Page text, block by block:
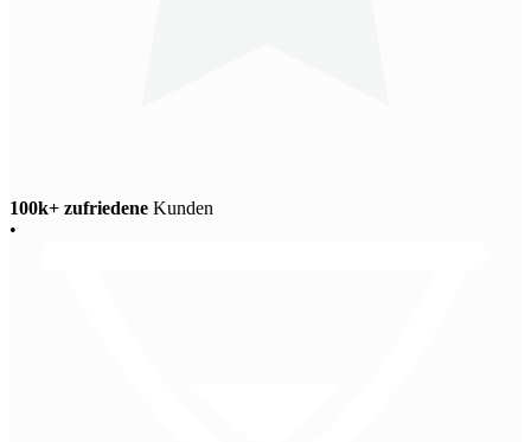
100k+ zufriedene Kunden
•